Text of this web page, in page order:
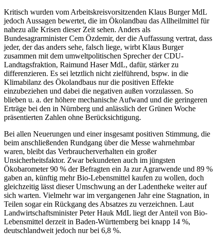
Kritisch wurden vom Arbeitskreisvorsitzenden Klaus Burger MdL
jedoch Aussagen bewertet, die im Ökolandbau das Allheilmittel für
nahezu alle Krisen dieser Zeit sehen. Anders als
Bundesagrarminister Cem Özdemir, der die Auffassung vertrat, dass
jeder, der das anders sehe, falsch liege, wirbt Klaus Burger
zusammen mit dem umweltpolitischen Sprecher der CDU-
Landtagsfraktion, Raimund Haser MdL, dafür, stärker zu
differenzieren. Es sei letztlich nicht zielführend, bspw. in die
Klimabilanz des Ökolandbaus nur die positiven Effekte
einzubeziehen und dabei die negativen außen vorzulassen. So
blieben u. a. der höhere mechanische Aufwand und die geringeren
Erträge bei den in Nürnberg und anlässlich der Grünen Woche
präsentierten Zahlen ohne Berücksichtigung.
Bei allen Neuerungen und einer insgesamt positiven Stimmung, die
beim anschließenden Rundgang über die Messe wahrnehmbar
waren, bleibt das Verbraucherverhalten ein großer
Unsicherheitsfaktor. Zwar bekundeten auch im jüngsten
Ökobarometer 90 % der Befragten ein Ja zur Agrarwende und 89 %
gaben an, künftig mehr Bio-Lebensmittel kaufen zu wollen, doch
gleichzeitig lässt dieser Umschwung an der Ladentheke weiter auf
sich warten. Vielmehr war im vergangenen Jahr eine Stagnation, in
Teilen sogar ein Rückgang des Absatzes zu verzeichnen. Laut
Landwirtschaftsminister Peter Hauk MdL liegt der Anteil von Bio-
Lebensmittel derzeit in Baden-Württemberg bei knapp 14 %,
deutschlandweit jedoch nur bei 6,8 %.